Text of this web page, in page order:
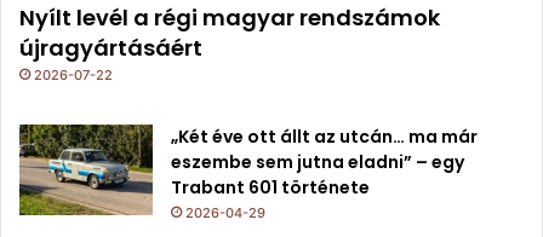
Nyílt levél a régi magyar rendszámok
újragyártásáért
2026-07-22
„Két éve ott állt az utcán… ma már
eszembe sem jutna eladni” – egy
Trabant 601 története
2026-04-29